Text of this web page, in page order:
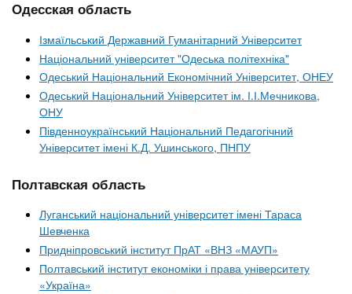
Одесская область
Ізмаїльський Державний Гуманітарний Університет
Національний університет "Одеська політехніка"
Одеський Національний Економічний Університет, ОНЕУ
Одеський Національний Університет ім. І.І.Мечникова,
ОНУ
Південноукраїнський Національний Педагогічний
Університет імені К.Д. Ушинського, ПНПУ
Полтавская область
Луганський національний університет імені Тараса
Шевченка
Придніпровський інститут ПрАТ «ВНЗ «МАУП»
Полтавський інститут економіки і права університету
«Україна»